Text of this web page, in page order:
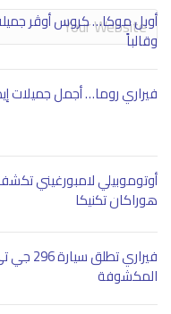
أوبل موكا… كروس أوڤر
وقالباً
فيراري روما… أجمل جميلات
أوتوموبيلي لامبورغيني
هوراكان تكنيكا
فيراري تطلق
المكشوفة